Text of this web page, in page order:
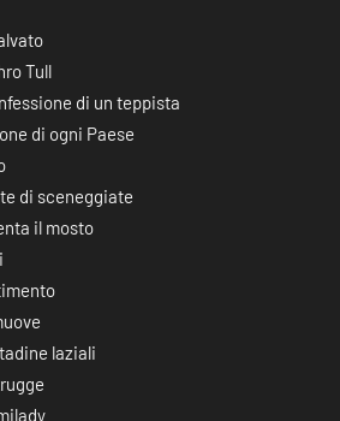
Tull
di un teppista
di ogni Paese
di sceneggiate
il mosto
laziali